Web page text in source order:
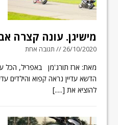
מישיגן. עונה קצרה
26/10/2020 // תגובה אחת
מאת: ארז תורג'מן באפריל, הכל
הדשא עדיין נראה קפוא והילדים
להוציא את [.....]